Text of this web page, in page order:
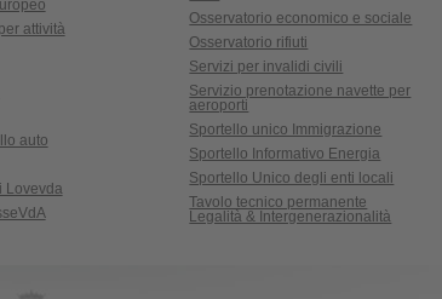
attività
auto
Lovevda
Osservatorio economico e sociale
Osservatorio rifiuti
Servizi per invalidi civili
Servizio prenotazione navette per
aeroporti
Sportello unico Immigrazione
Sportello Informativo Energia
Sportello Unico degli enti locali
Tavolo tecnico permanente
Legalità & Intergenerazionalità